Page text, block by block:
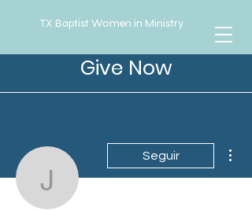
TX Baptist Women in Ministry
Give Now
Jstrait66
Seguir